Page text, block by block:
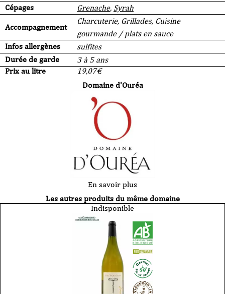
Cépages
Grenache, Syrah
Accompagnement
Charcuterie, Grillades, Cuisine
gourmande / plats en sauce
Infos allergènes
sulfites
Durée de garde
3 à 5 ans
Prix au litre
19,07€
Domaine d'Ouréa
En savoir plus
Les autres produits du même domaine
Indisponible